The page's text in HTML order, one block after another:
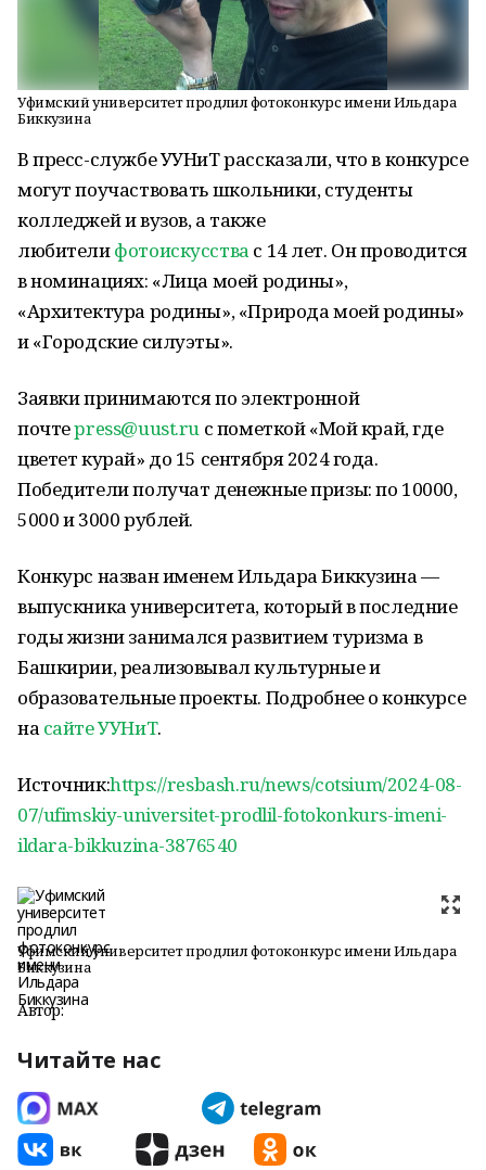
Уфимский университет продлил фотоконкурс имени Ильдара
Биккузина
В пресс-службе УУНиТ рассказали, что в конкурсе
могут поучаствовать школьники, студенты
колледжей и вузов, а также
любителифотоискусства с 14 лет. Он проводится
в номинациях: «Лица моей родины»,
«Архитектура родины», «Природа моей родины»
и «Городские силуэты».
Заявки принимаются по электронной
почтеpress@uust.ru с пометкой «Мой край, где
цветет курай» до 15 сентября 2024 года.
Победители получат денежные призы: по 10000,
5000 и 3000 рублей.
Конкурс назван именем Ильдара Биккузина —
выпускника университета, который в последние
годы жизни занимался развитием туризма в
Башкирии, реализовывал культурные и
образовательные проекты. Подробнее о конкурсе
на сайте УУНиТ.
Источник:https://resbash.ru/news/cotsium/2024-08-
07/ufimskiy-universitet-prodlil-fotokonkurs-imeni-
ildara-bikkuzina-3876540
Уфимский университет продлил фотоконкурс имени Ильдара
Биккузина
Автор:
Читайте нас